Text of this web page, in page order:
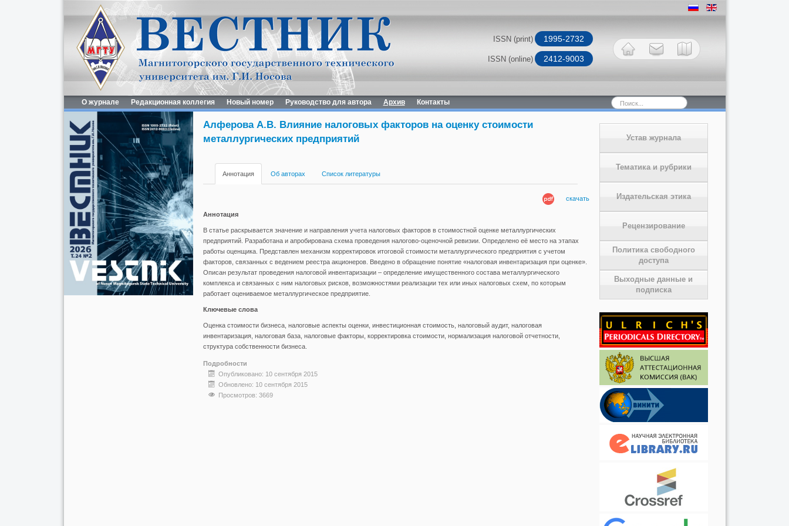
ISSN (print) 1995-2732
ISSN (online) 2412-9003
О журнале Редакционная коллегия Новый номер Руководство для автора Архив Контакты Искать...
Устав журнала
Тематика и рубрики
Издательская этика
Рецензирование
Политика свободного
доступа
Выходные данные и
подписка
Алферова А.В. Влияние налоговых факторов на оценку стоимости
металлургических предприятий
Аннотация Об авторах Список литературы
скачать
Аннотация
В статье раскрывается значение и направления учета налоговых факторов в стоимостной оценке металлургических
предприятий. Разработана и апробирована схема проведения налогово-оценочной ревизии. Определено её место на этапах
работы оценщика. Представлен механизм корректировок итоговой стоимости металлургического предприятия с учетом
факторов, связанных с ведением реестра акционеров. Введено в обращение понятие «налоговая инвентаризация при оценке».
Описан результат проведения налоговой инвентаризации – определение имущественного состава металлургического
комплекса и связанных с ним налоговых рисков, возможностями реализации тех или иных налоговых схем, по которым
работает оцениваемое металлургическое предприятие.
Ключевые слова
Оценка стоимости бизнеса, налоговые аспекты оценки, инвестиционная стоимость, налоговый аудит, налоговая
инвентаризация, налоговая база, налоговые факторы, корректировка стоимости, нормализация налоговой отчетности,
структура собственности бизнеса.
Подробности
Опубликовано: 10 сентября 2015
Обновлено: 10 сентября 2015
Просмотров: 3669